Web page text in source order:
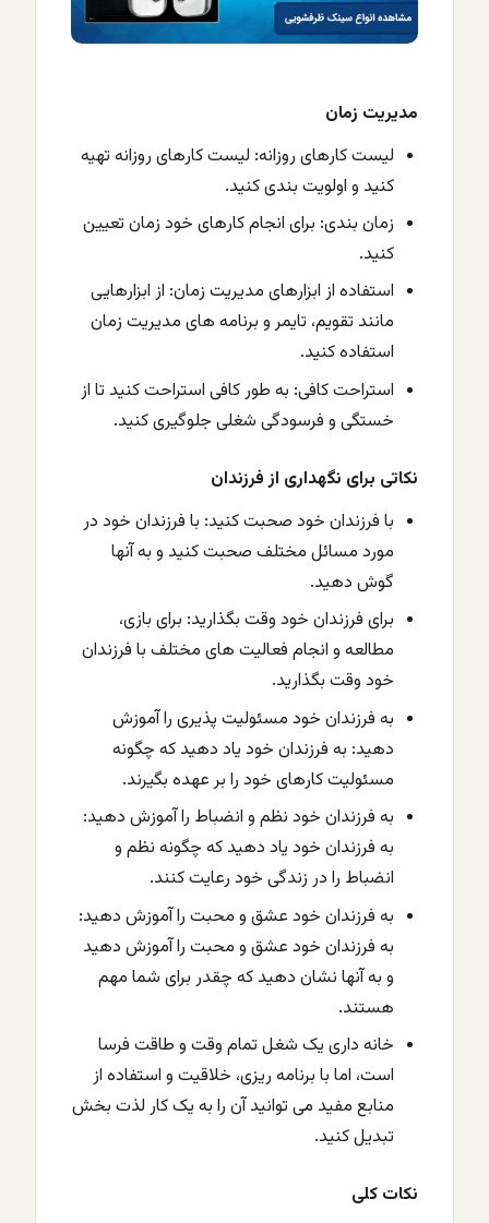
مدیریت زمان
لیست کارهای روزانه: لیست کارهای روزانه تهیه
کنید و اولویت بندی کنید.
زمان بندی: برای انجام کارهای خود زمان تعیین
کنید.
استفاده از ابزارهای مدیریت زمان: از ابزارهایی
مانند تقویم، تایمر و برنامه های مدیریت زمان
استفاده کنید.
استراحت کافی: به طور کافی استراحت کنید تا از
خستگی و فرسودگی شغلی جلوگیری کنید.
نکاتی برای نگهداری از فرزندان
با فرزندان خود صحبت کنید: با فرزندان خود در
مورد مسائل مختلف صحبت کنید و به آنها
گوش دهید.
برای فرزندان خود وقت بگذارید: برای بازی،
مطالعه و انجام فعالیت های مختلف با فرزندان
خود وقت بگذارید.
به فرزندان خود مسئولیت پذیری را آموزش
دهید: به فرزندان خود یاد دهید که چگونه
مسئولیت کارهای خود را بر عهده بگیرند.
به فرزندان خود نظم و انضباط را آموزش دهید:
به فرزندان خود یاد دهید که چگونه نظم و
انضباط را در زندگی خود رعایت کنند.
به فرزندان خود عشق و محبت را آموزش دهید:
به فرزندان خود عشق و محبت را آموزش دهید
و به آنها نشان دهید که چقدر برای شما مهم
هستند.
خانه داری یک شغل تمام وقت و طاقت فرسا
است، اما با برنامه ریزی، خلاقیت و استفاده از
منابع مفید می توانید آن را به یک کار لذت بخش
تبدیل کنید.
نکات کلی